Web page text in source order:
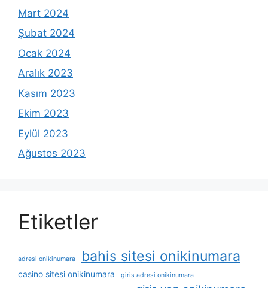
Mart 2024
Şubat 2024
Ocak 2024
Aralık 2023
Kasım 2023
Ekim 2023
Eylül 2023
Ağustos 2023
Etiketler
adresi onikinumara bahis sitesi onikinumara
casino sitesi onikinumara giris adresi onikinumara